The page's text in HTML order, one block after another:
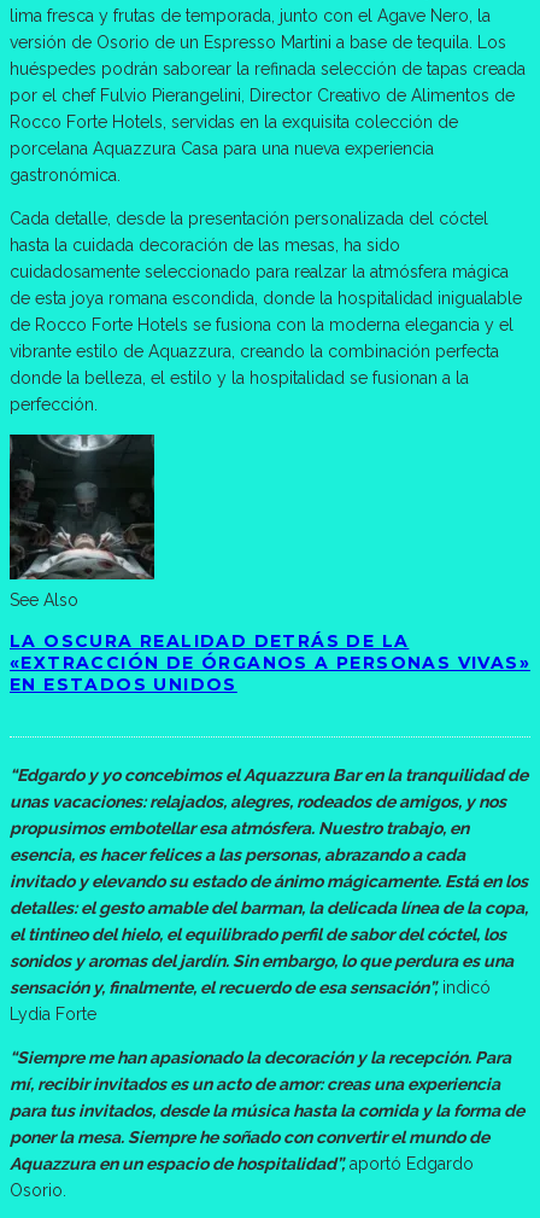
lima fresca y frutas de temporada, junto con el Agave Nero, la
versión de Osorio de un Espresso Martini a base de tequila. Los
huéspedes podrán saborear la refinada selección de tapas creada
por el chef Fulvio Pierangelini, Director Creativo de Alimentos de
Rocco Forte Hotels, servidas en la exquisita colección de
porcelana Aquazzura Casa para una nueva experiencia
gastronómica.
Cada detalle, desde la presentación personalizada del cóctel
hasta la cuidada decoración de las mesas, ha sido
cuidadosamente seleccionado para realzar la atmósfera mágica
de esta joya romana escondida, donde la hospitalidad inigualable
de Rocco Forte Hotels se fusiona con la moderna elegancia y el
vibrante estilo de Aquazzura, creando la combinación perfecta
donde la belleza, el estilo y la hospitalidad se fusionan a la
perfección.
See Also
LA OSCURA REALIDAD DETRÁS DE LA
«EXTRACCIÓN DE ÓRGANOS A PERSONAS VIVAS»
EN ESTADOS UNIDOS
“Edgardo y yo concebimos el Aquazzura Bar en la tranquilidad de
unas vacaciones: relajados, alegres, rodeados de amigos, y nos
propusimos embotellar esa atmósfera. Nuestro trabajo, en
esencia, es hacer felices a las personas, abrazando a cada
invitado y elevando su estado de ánimo mágicamente. Está en los
detalles: el gesto amable del barman, la delicada línea de la copa,
el tintineo del hielo, el equilibrado perfil de sabor del cóctel, los
sonidos y aromas del jardín. Sin embargo, lo que perdura es una
sensación y, finalmente, el recuerdo de esa sensación”,indicó
Lydia Forte
“Siempre me han apasionado la decoración y la recepción. Para
mí, recibir invitados es un acto de amor: creas una experiencia
para tus invitados, desde la música hasta la comida y la forma de
poner la mesa. Siempre he soñado con convertir el mundo de
Aquazzura en un espacio de hospitalidad”,aportó Edgardo
Osorio.